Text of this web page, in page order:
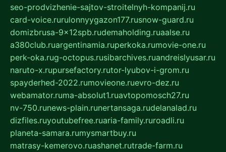
seo-prodvizhenie-sajtov-stroitelnyh-kompanij.ru
card-voice.rurulonnyygazon177.rusnow-guard.ru
domizbrusa-9x12spb.rudemaholding.ruaalse.ru
a380club.ruargentinamia.ruperkoka.rumovie-one.ru
perk-oka.rug-octopus.rusibarchives.ruandreislyusar.ru
naruto-x.rupursefactory.rutor-lyubov-i-grom.ru
spayderhed-2022.rumovieone.ruevro-dez.ru
webamator.ruma-absolut1.ruavtopomosch27.ru
nv-750.runews-plain.runertansaga.rudelanalad.ru
dizfiles.ruyoutubefree.ruaria-family.ruroadli.ru
planeta-samara.rumysmartbuy.ru
matrasy-kemerovo.ruashanet.rutrade-farm.ru